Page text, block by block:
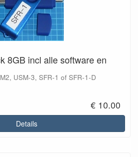
8GB incl alle software en
USM-3, SFR-1 of SFR-1-D
€ 10.00
Details